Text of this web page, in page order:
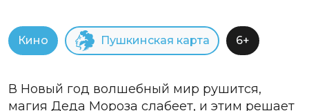
Кино Пушкинская карта 6+
В Новый год волшебный мир рушится,
магия Деда Мороза слабеет, и этим решает